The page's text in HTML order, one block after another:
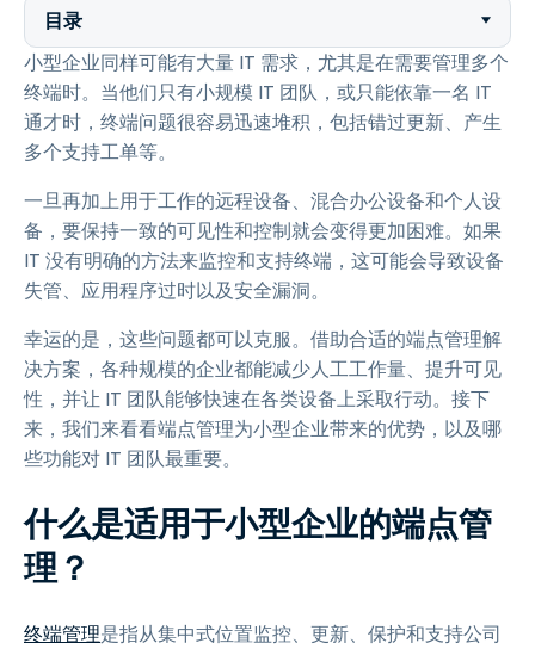
目录
小型企业同样可能有大量 IT 需求，尤其是在需要管理多个
终端时。当他们只有小规模 IT 团队，或只能依靠一名 IT
通才时，终端问题很容易迅速堆积，包括错过更新、产生
多个支持工单等。
一旦再加上用于工作的远程设备、混合办公设备和个人设
备，要保持一致的可见性和控制就会变得更加困难。如果
IT 没有明确的方法来监控和支持终端，这可能会导致设备
失管、应用程序过时以及安全漏洞。
幸运的是，这些问题都可以克服。借助合适的端点管理解
决方案，各种规模的企业都能减少人工工作量、提升可见
性，并让 IT 团队能够快速在各类设备上采取行动。接下
来，我们来看看端点管理为小型企业带来的优势，以及哪
些功能对 IT 团队最重要。
什么是适用于小型企业的端点管
理？
终端管理是指从集中式位置监控、更新、保护和支持公司